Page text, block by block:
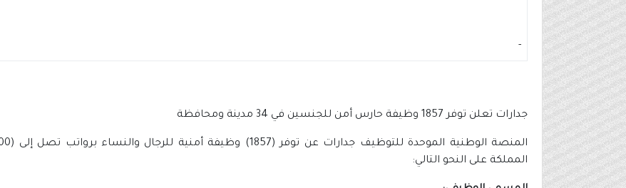
-
جدارات تعلن توفر 1857 وظيفة حارس أمن للجنسين في 34 مدينة ومحافظة
المملكة على النحو التالي: